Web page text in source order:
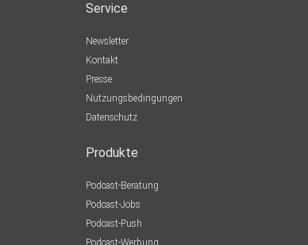
Service
Newsletter
Kontakt
Presse
Nutzungsbedingungen
Datenschutz
Produkte
Podcast-Beratung
Podcast-Jobs
Podcast-Push
Podcast-Werbung